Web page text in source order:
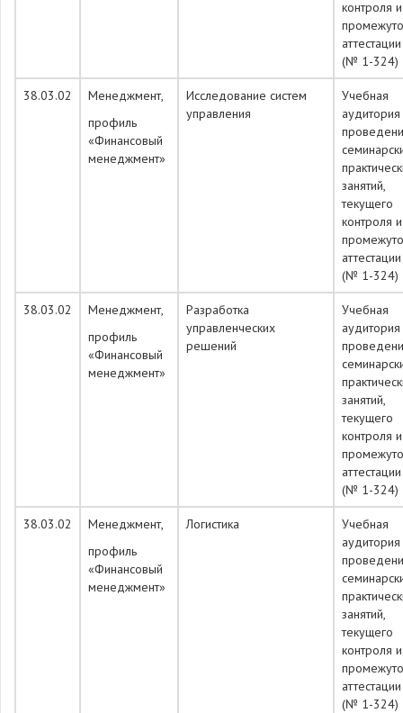
контроля и
аттестации
(№ 1-324)
38.03.02
Менеджмент,
профиль
«Финансовый
менеджмент»
Исследование систем
управления
Учебная
занятий,
текущего
контроля и
аттестации
(№ 1-324)
38.03.02
Менеджмент,
профиль
«Финансовый
менеджмент»
Разработка
управленческих
решений
Учебная
занятий,
текущего
контроля и
аттестации
(№ 1-324)
38.03.02
Менеджмент,
профиль
«Финансовый
менеджмент»
Логистика
Учебная
занятий,
текущего
контроля и
аттестации
(№ 1-324)